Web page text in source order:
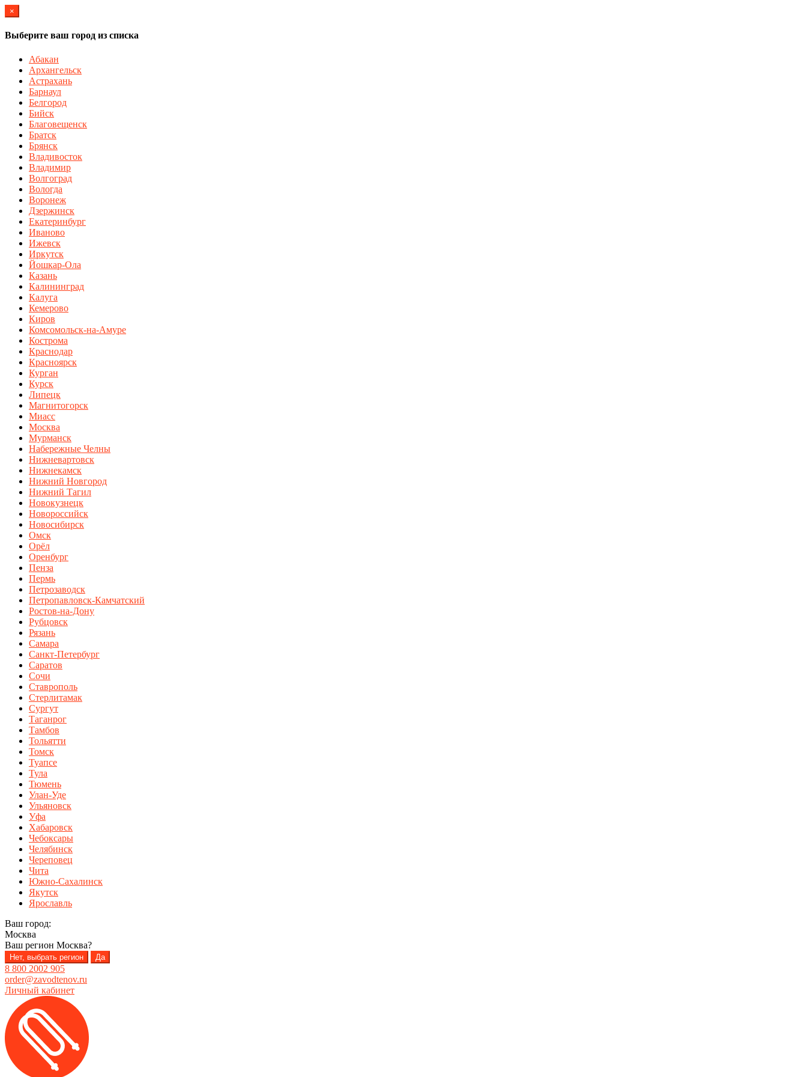
×
Выберите ваш город из списка
Абакан
Архангельск
Астрахань
Барнаул
Белгород
Бийск
Благовещенск
Братск
Брянск
Владивосток
Владимир
Волгоград
Вологда
Воронеж
Дзержинск
Екатеринбург
Иваново
Ижевск
Иркутск
Йошкар-Ола
Казань
Калининград
Калуга
Кемерово
Киров
Комсомольск-на-Амуре
Кострома
Краснодар
Красноярск
Курган
Курск
Липецк
Магнитогорск
Миасс
Москва
Мурманск
Набережные Челны
Нижневартовск
Нижнекамск
Нижний Новгород
Нижний Тагил
Новокузнецк
Новороссийск
Новосибирск
Омск
Орёл
Оренбург
Пенза
Пермь
Петрозаводск
Петропавловск-Камчатский
Ростов-на-Дону
Рубцовск
Рязань
Самара
Санкт-Петербург
Саратов
Сочи
Ставрополь
Стерлитамак
Сургут
Таганрог
Тамбов
Тольятти
Томск
Туапсе
Тула
Тюмень
Улан-Уде
Ульяновск
Уфа
Хабаровск
Чебоксары
Челябинск
Череповец
Чита
Южно-Сахалинск
Якутск
Ярославль
Ваш город:
Москва
Ваш регион Москва?
Нет, выбрать регион Да
8 800 2002 905
order@zavodtenov.ru
Личный кабинет
Перейти
навигации
Перейти
содержимому